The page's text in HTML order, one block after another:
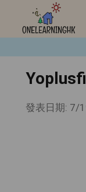
發表日期: 7/